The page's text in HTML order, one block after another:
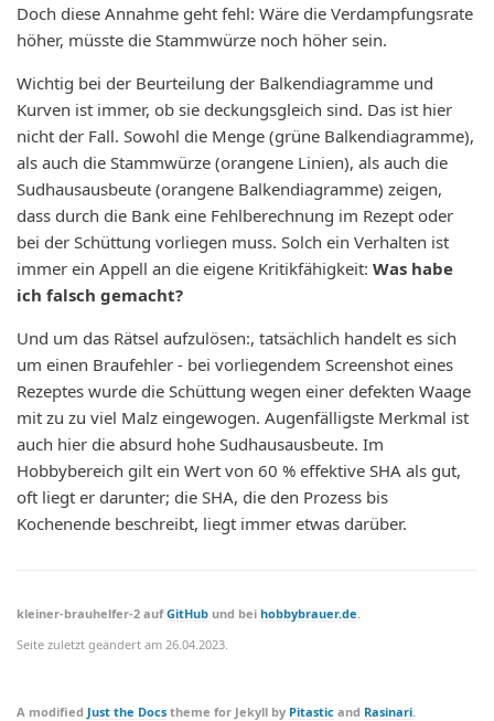
A modified Just the Docs theme for Jekyll by Pitastic and Rasinari.
Doch diese Annahme geht fehl: Wäre die Verdampfungsrate
höher, müsste die Stammwürze noch höher sein.
Wichtig bei der Beurteilung der Balkendiagramme und
Kurven ist immer, ob sie deckungsgleich sind. Das ist hier
nicht der Fall. Sowohl die Menge (grüne Balkendiagramme),
als auch die Stammwürze (orangene Linien), als auch die
Sudhausausbeute (orangene Balkendiagramme) zeigen,
dass durch die Bank eine Fehlberechnung im Rezept oder
bei der Schüttung vorliegen muss. Solch ein Verhalten ist
immer ein Appell an die eigene Kritikfähigkeit: Was habe
ich falsch gemacht?
Und um das Rätsel aufzulösen:, tatsächlich handelt es sich
um einen Braufehler - bei vorliegendem Screenshot eines
Rezeptes wurde die Schüttung wegen einer defekten Waage
mit zu zu viel Malz eingewogen. Augenfälligste Merkmal ist
auch hier die absurd hohe Sudhausausbeute. Im
Hobbybereich gilt ein Wert von 60 % effektive SHA als gut,
oft liegt er darunter; die SHA, die den Prozess bis
Kochenende beschreibt, liegt immer etwas darüber.
kleiner-brauhelfer-2 aufGitHub und bei hobbybrauer.de.
Seite zuletzt geändert am 26.04.2023